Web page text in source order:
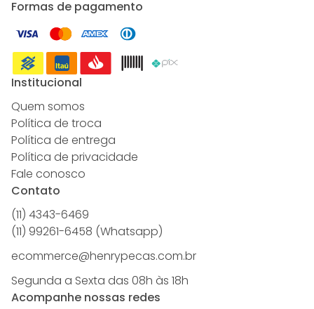
Formas de pagamento
Institucional
Quem somos
Política de troca
Política de entrega
Política de privacidade
Fale conosco
Contato
(11) 4343-6469
(11) 99261-6458 (Whatsapp)
ecommerce@henrypecas.com.br
Segunda a Sexta das 08h às 18h
Acompanhe nossas redes